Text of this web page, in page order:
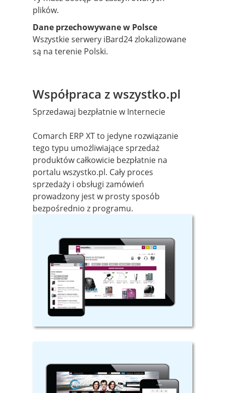
plików.
Dane przechowywane w Polsce
Wszystkie serwery iBard24 zlokalizowane
są na terenie Polski.
Współpraca z wszystko.pl
Sprzedawaj bezpłatnie w Internecie
Comarch ERP XT to jedyne rozwiązanie
tego typu umożliwiające sprzedaż
produktów całkowicie bezpłatnie na
portalu wszystko.pl. Cały proces
sprzedaży i obsługi zamówień
prowadzony jest w prosty sposób
bezpośrednio z programu.